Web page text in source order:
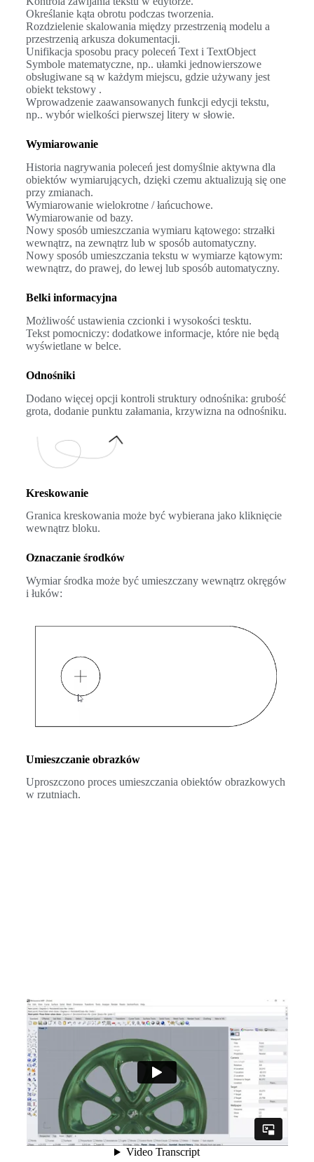
Określanie kąta obrotu podczas tworzenia.
Rozdzielenie skalowania między przestrzenią modelu a
przestrzenią arkusza dokumentacji.
Unifikacja sposobu pracy poleceń Text i TextObject
Symbole matematyczne, np.. ułamki jednowierszowe
obsługiwane są w każdym miejscu, gdzie używany jest
obiekt tekstowy .
Wprowadzenie zaawansowanych funkcji edycji tekstu,
np.. wybór wielkości pierwszej litery w słowie.
Wymiarowanie
Historia nagrywania poleceń jest domyślnie aktywna dla
obiektów wymiarujących, dzięki czemu aktualizują się one
przy zmianach.
Wymiarowanie wielokrotne / łańcuchowe.
Wymiarowanie od bazy.
Nowy sposób umieszczania wymiaru kątowego: strzałki
wewnątrz, na zewnątrz lub w sposób automatyczny.
Nowy sposób umieszczania tekstu w wymiarze kątowym:
wewnątrz, do prawej, do lewej lub sposób automatyczny.
Belki informacyjna
Możliwość ustawienia czcionki i wysokości tesktu.
Tekst pomocniczy: dodatkowe informacje, które nie będą
wyświetlane w belce.
Odnośniki
Dodano więcej opcji kontroli struktury odnośnika: grubość
grota, dodanie punktu załamania, krzywizna na odnośniku.
Kreskowanie
Granica kreskowania może być wybierana jako kliknięcie
wewnątrz bloku.
Oznaczanie środków
Wymiar środka może być umieszczany wewnątrz okręgów
i łuków:
Umieszczanie obrazków
Uproszczono proces umieszczania obiektów obrazkowych
w rzutniach.